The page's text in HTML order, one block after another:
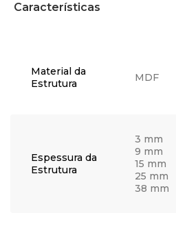
Características
Material da
Estrutura
MDF
Espessura da
Estrutura
3 mm
9 mm
15 mm
25 mm
38 mm